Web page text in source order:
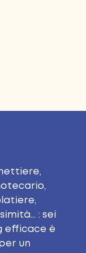
: sei
efficace è
un